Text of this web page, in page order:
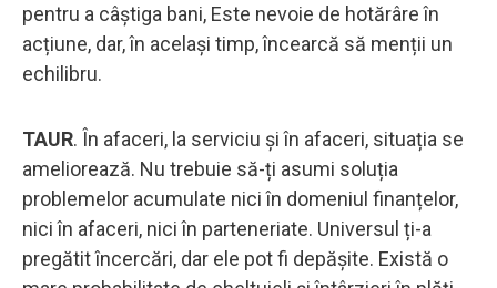
pentru a câștiga bani, Este nevoie de hotărâre în
acțiune, dar, în același timp, încearcă să menții un
echilibru.
TAUR. În afaceri, la serviciu și în afaceri, situația se
ameliorează. Nu trebuie să-ți asumi soluția
problemelor acumulate nici în domeniul finanțelor,
nici în afaceri, nici în parteneriate. Universul ți-a
pregătit încercări, dar ele pot fi depășite. Există o